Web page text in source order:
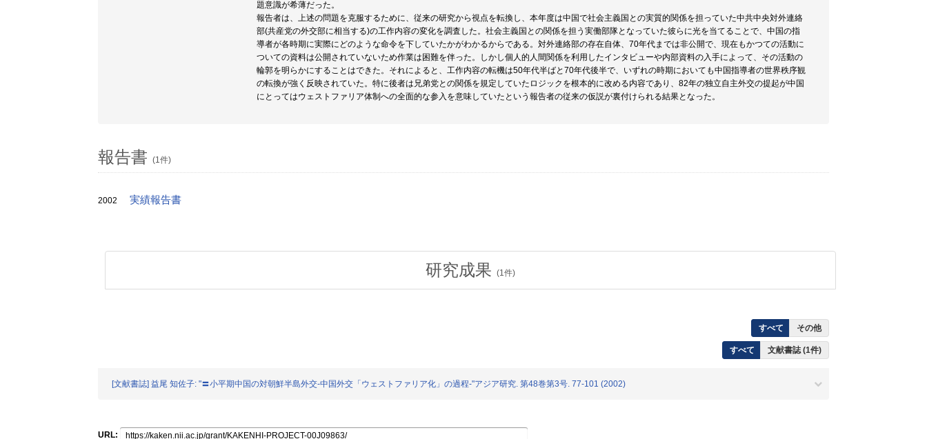
題意識が希薄だった。
報告者は、上述の問題を克服するために、従来の研究から視点を転換し、本年度は中国で社会主義国との実質的関係を担っていた中共中央対外連絡
部(共産党の外交部に相当する)の工作内容の変化を調査した。社会主義国との関係を担う実働部隊となっていた彼らに光を当てることで、中国の指
導者が各時期に実際にどのような命令を下していたかがわかるからである。対外連絡部の存在自体、70年代までは非公開で、現在もかつての活動に
ついての資料は公開されていないため作業は困難を伴った。しかし個人的人間関係を利用したインタビューや内部資料の入手によって、その活動の
輪郭を明らかにすることはできた。それによると、工作内容の転機は50年代半ばと70年代後半で、いずれの時期においても中国指導者の世界秩序観
の転換が強く反映されていた。特に後者は兄弟党との関係を規定していたロジックを根本的に改める内容であり、82年の独立自主外交の提起が中国
にとってはウェストファリア体制への全面的な参入を意味していたという報告者の従来の仮説が裏付けられる結果となった。
報告書 (1件)
2002 実績報告書
研究成果 (1件)
すべて その他
すべて 文献書誌 (1件)
[文献書誌] 益尾 知佐子: "〓小平期中国の対朝鮮半島外交-中国外交「ウェストファリア化」の過程-"アジア研究. 第48巻第3号. 77-101 (2002)
URL: